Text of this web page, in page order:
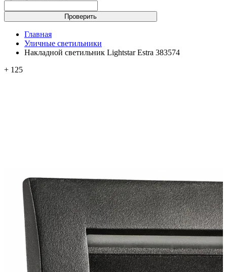
Проверить
Главная
Уличные светильники
Накладной светильник Lightstar Estra 383574
+ 125